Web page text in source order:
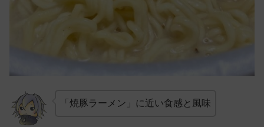
「焼豚ラーメン」に近い食感と風味